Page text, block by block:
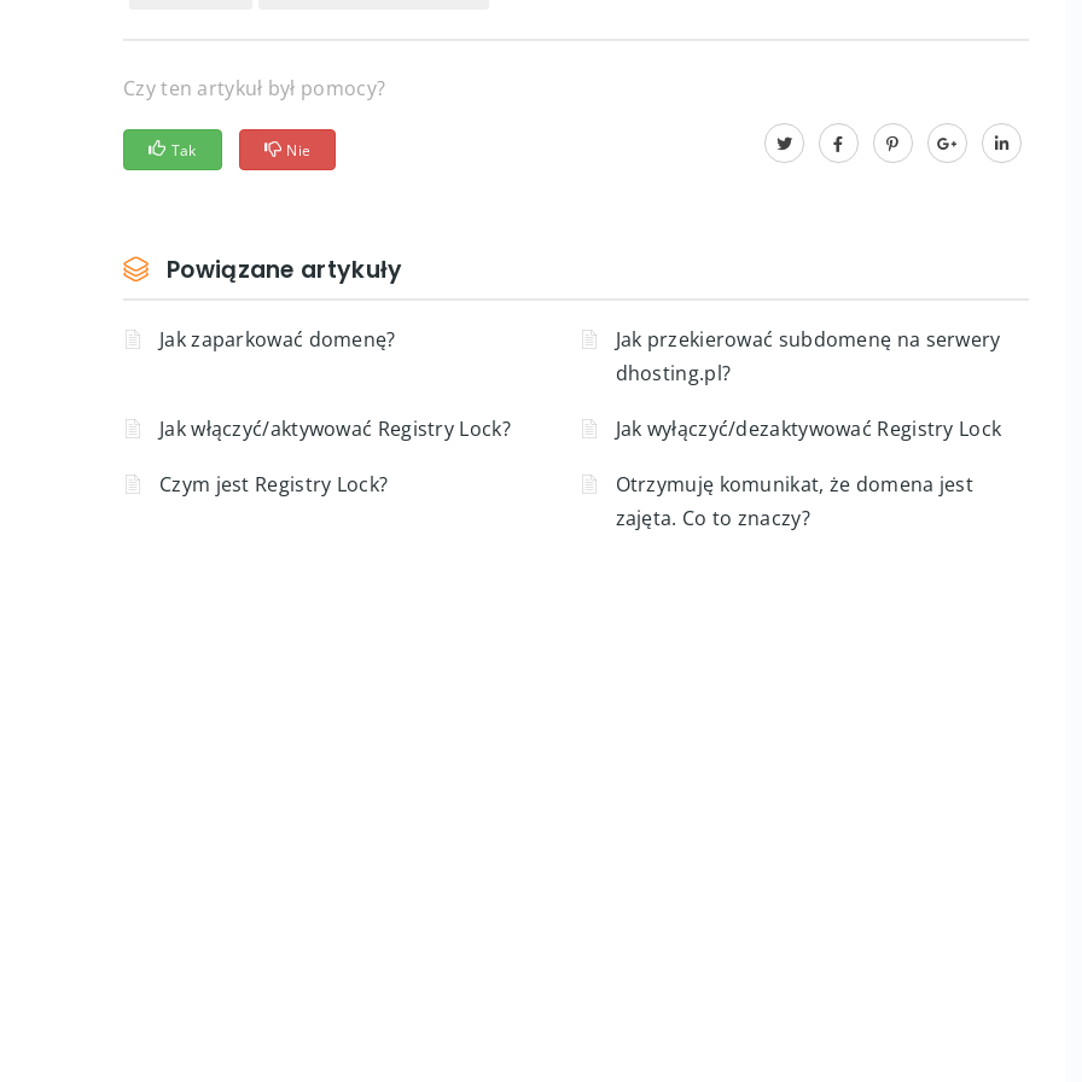
Czy ten artykuł był pomocy?
Tak Nie
Powiązane artykuły
Jak zaparkować domenę?
Jak przekierować subdomenę na serwery
dhosting.pl?
Jak włączyć/aktywować Registry Lock? Jak wyłączyć/dezaktywować Registry Lock
Czym jest Registry Lock?
Otrzymuję komunikat, że domena jest
zajęta. Co to znaczy?